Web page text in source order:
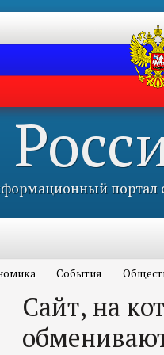
портал
События
Сайт, на